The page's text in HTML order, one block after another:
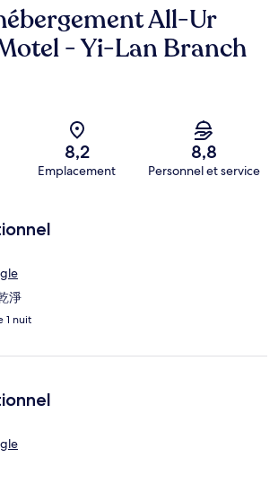
All-Ur
- Yi-Lan Branch
8,2
Emplacement
8,8
Personnel et service
淨
1 nuit